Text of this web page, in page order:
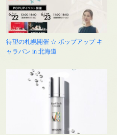
待望の札幌開催 ☆ ポップアップ キ
ャラバン in 北海道